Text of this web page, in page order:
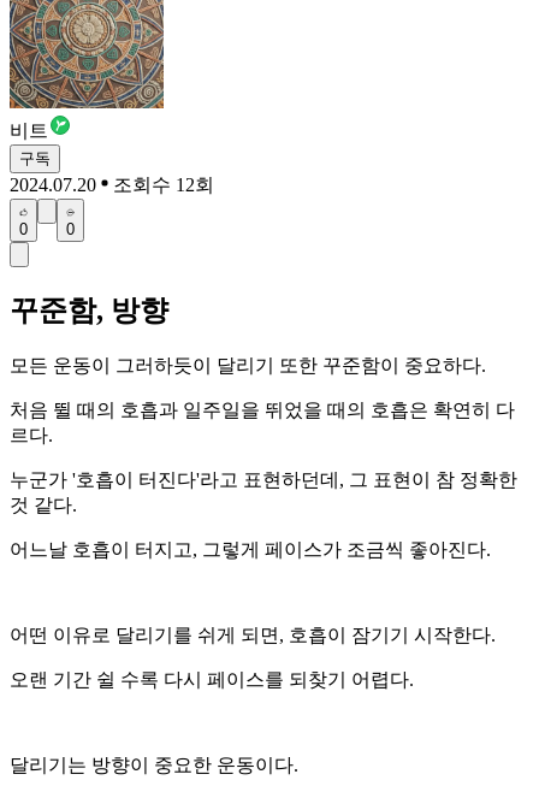
비트
구독
2024.07.20 조회수 12회
0 0
꾸준함, 방향
모든 운동이 그러하듯이 달리기 또한 꾸준함이 중요하다.
처음 뛸 때의 호흡과 일주일을 뛰었을 때의 호흡은 확연히 다
르다.
누군가 '호흡이 터진다'라고 표현하던데, 그 표현이 참 정확한
것 같다.
어느날 호흡이 터지고, 그렇게 페이스가 조금씩 좋아진다.
어떤 이유로 달리기를 쉬게 되면, 호흡이 잠기기 시작한다.
오랜 기간 쉴 수록 다시 페이스를 되찾기 어렵다.
달리기는 방향이 중요한 운동이다.